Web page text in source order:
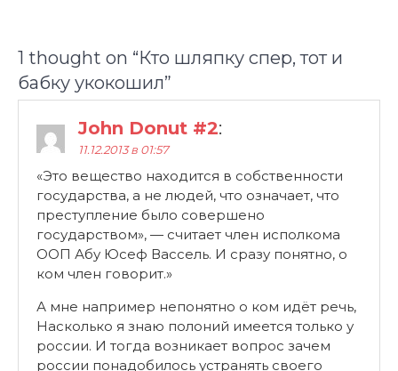
1 thought on “Кто шляпку спер, тот и
бабку укокошил”
John Donut #2:
11.12.2013 в 01:57
«Это вещество находится в собственности
государства, а не людей, что означает, что
преступление было совершено
государством», — считает член исполкома
ООП Абу Юсеф Вассель. И сразу понятно, о
ком член говорит.»
А мне например непонятно о ком идёт речь,
Насколько я знаю полоний имеется только у
россии. И тогда возникает вопрос зачем
россии понадобилось устранять своего